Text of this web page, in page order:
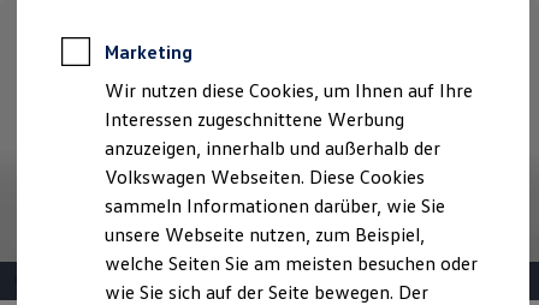
Rekuperation
Laden unterwegs
Laden Zuhause
Ladestationen finden
Ladezeitensimulator
Batterie
Sicherheit
Nachhaltigkeit
Technologie
Kosten und Kauf
Marketing
Wir nutzen diese Cookies, um Ihnen auf Ihre
Interessen zugeschnittene Werbung
anzuzeigen, innerhalb und außerhalb der
Volkswagen Webseiten. Diese Cookies
sammeln Informationen darüber, wie Sie
unsere Webseite nutzen, zum Beispiel,
welche Seiten Sie am meisten besuchen oder
wie Sie sich auf der Seite bewegen. Der